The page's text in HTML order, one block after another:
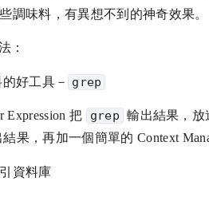
調味料，有異想不到的神奇效果。
：
好工具－ grep
Expression 把 grep 輸出結果，放
結果，再加一個簡單的 Context
資料庫